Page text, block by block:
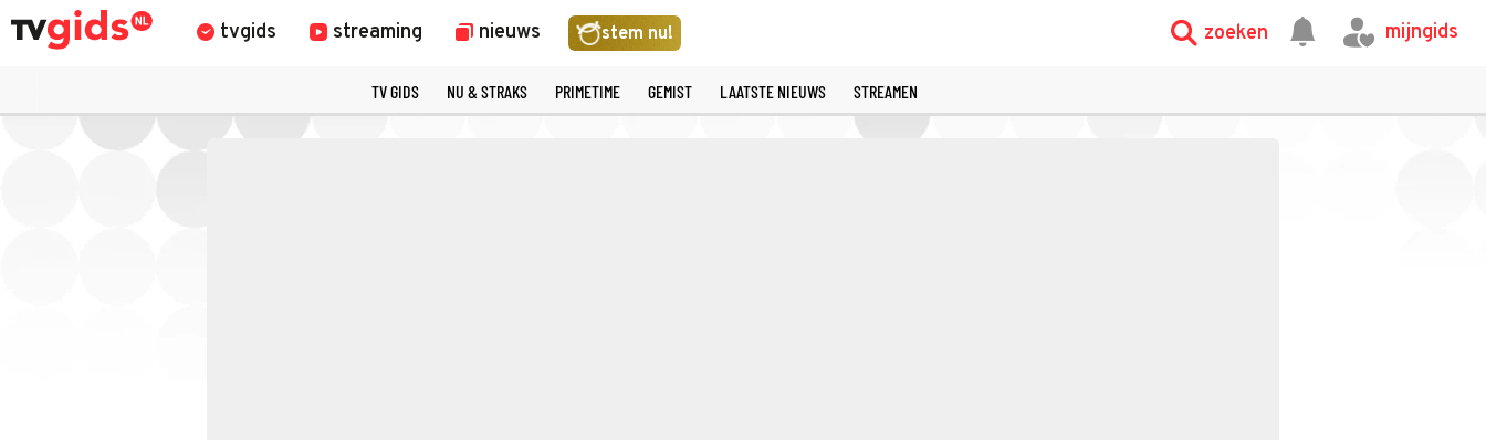
tvgids streaming nieuws stem nu! zoeken mijngids
TV GIDS NU & STRAKS PRIMETIME GEMIST LAATSTE NIEUWS STREAMEN